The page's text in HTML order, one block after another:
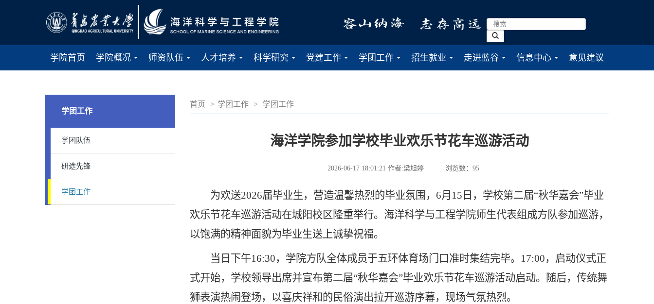
学院首页
学院概况
师资队伍
人才培养
科学研究
党建工作
学团工作
招生就业
走进蓝谷
信息中心
意见建议
学团工作
学团队伍
研途先锋
学团工作
首页 > 学团工作 > 学团工作
海洋学院参加学校毕业欢乐节花车巡游活动
2026-06-17 18:01:21 作者:梁旭婷 浏览数： 95
为欢送2026届毕业生，营造温馨热烈的毕业氛围，6月15日，学校第二届“秋华嘉会”毕业
欢乐节花车巡游活动在城阳校区隆重举行。海洋科学与工程学院师生代表组成方队参加巡游，
以饱满的精神面貌为毕业生送上诚挚祝福。
当日下午16:30，学院方队全体成员于五环体育场门口准时集结完毕。17:00，启动仪式正
式开始，学校领导出席并宣布第二届“秋华嘉会”毕业欢乐节花车巡游活动启动。随后，传统舞
狮表演热闹登场，以喜庆祥和的民俗演出拉开巡游序幕，现场气氛热烈。